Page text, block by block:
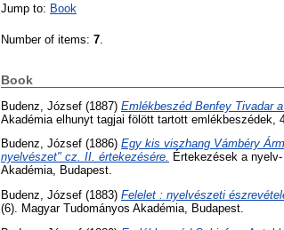
Jump to: Book
Number of items: 7
Book
Budenz, József (1887) Emlékbeszéd Benfey Tivadar
Akadémia elhunyt tagjai fölött tartott emlékbeszédek,
Budenz, József (1886) Egy kis viszhang Vámbéry
nyelvészet" cz. II. értekezésére. Értekezések a
Akadémia, Budapest.
Budenz, József (1883) Felelet : nyelvészeti
(6). Magyar Tudományos Akadémia, Budapest.